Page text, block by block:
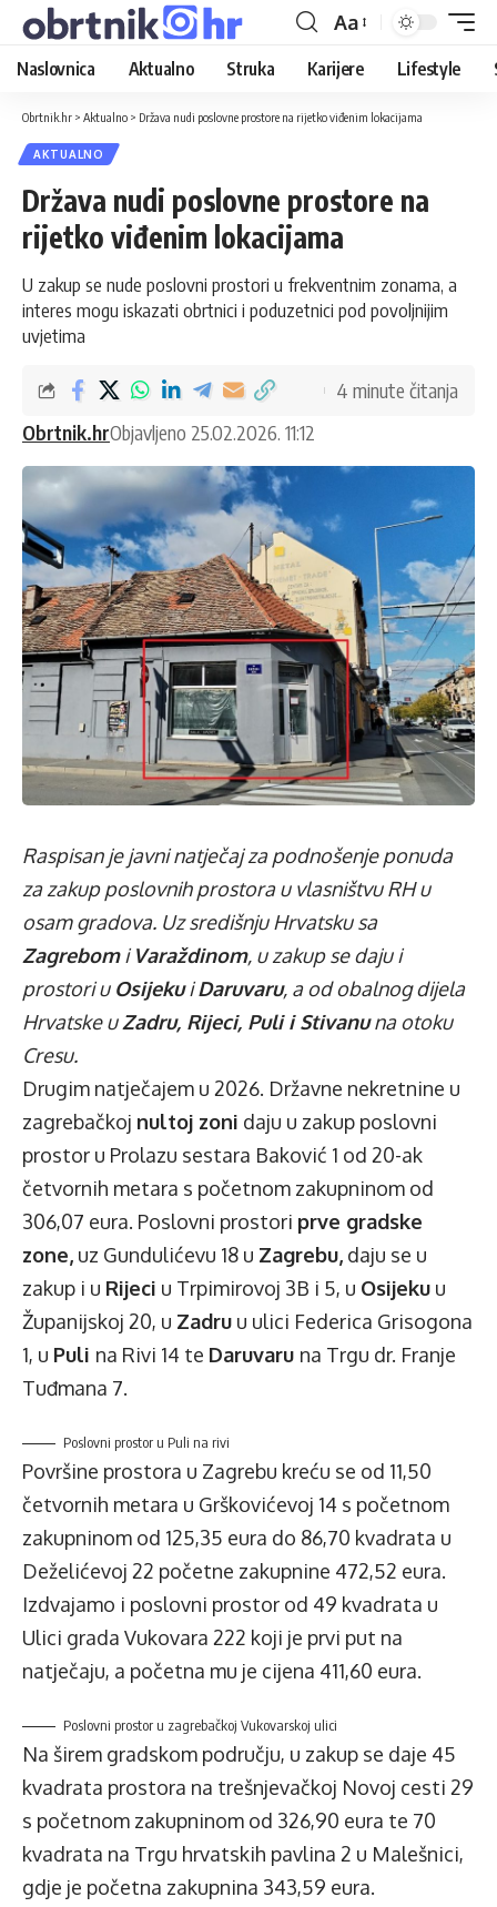
Aa
Naslovnica Aktualno Struka Karijere Lifestyle
Obrtnik.hr > Aktualno > Država nudi poslovne prostore na rijetko viđenim lokacijama
AKTUALNO
Država nudi poslovne prostore na
rijetko viđenim lokacijama
U zakup se nude poslovni prostori u frekventnim zonama, a
interes mogu iskazati obrtnici i poduzetnici pod povoljnijim
uvjetima
Obrtnik.hrObjavljeno 25.02.2026. 11:12
4 minute čitanja
Raspisan je javni natječaj za podnošenje ponuda
za zakup poslovnih prostora u vlasništvu RH u
osam gradova. Uz središnju Hrvatsku sa
ZagrebomiVaraždinom, u zakup se daju i
prostori u OsijekuiDaruvaru, a od obalnog dijela
Hrvatske uZadru, Rijeci, Puli i Stivanuna otoku
Cresu.
Drugim natječajem u 2026. Državne nekretnine u
zagrebačkoj nultoj zoni daju u zakup poslovni
prostor u Prolazu sestara Baković 1 od 20-ak
četvornih metara s početnom zakupninom od
306,07 eura. Poslovni prostori prve gradske
zone, uz Gundulićevu 18 u Zagrebu, daju se u
zakup i u Rijeci u Trpimirovoj 3B i 5, u Osijeku u
Županijskoj 20, u Zadru u ulici Federica Grisogona
1, u Puli na Rivi 14 te Daruvaru na Trgu dr. Franje
Tuđmana 7.
Poslovni prostor u Puli na rivi
Površine prostora u Zagrebu kreću se od 11,50
četvornih metara u Grškovićevoj 14 s početnom
zakupninom od 125,35 eura do 86,70 kvadrata u
Deželićevoj 22 početne zakupnine 472,52 eura.
Izdvajamo i poslovni prostor od 49 kvadrata u
Ulici grada Vukovara 222 koji je prvi put na
natječaju, a početna mu je cijena 411,60 eura.
Poslovni prostor u zagrebačkoj Vukovarskoj ulici
Na širem gradskom području, u zakup se daje 45
kvadrata prostora na trešnjevačkoj Novoj cesti 29
s početnom zakupninom od 326,90 eura te 70
kvadrata na Trgu hrvatskih pavlina 2 u Malešnici,
gdje je početna zakupnina 343,59 eura.